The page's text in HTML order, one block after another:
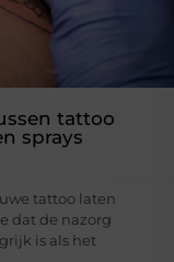
tattoo
sprays
tattoo laten
dat de nazorg
is als het